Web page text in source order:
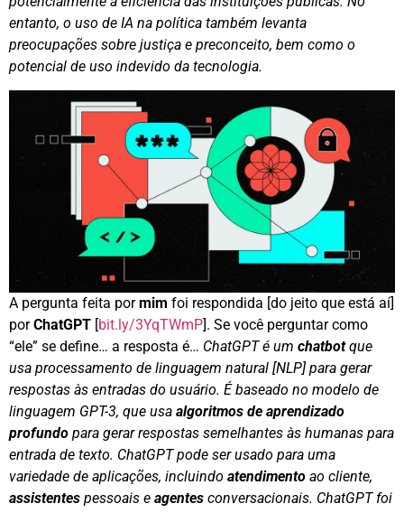
entanto, o uso de IA na política também levanta
preocupações sobre justiça e preconceito, bem como o
potencial de uso indevido da tecnologia.
A pergunta feita pormim foi respondida [do jeito que está aí]
porChatGPT [bit.ly/3YqTWmP]. Se você perguntar como
“ele” se define… a resposta é… ChatGPT é um chatbotque
usa processamento de linguagem natural [NLP] para gerar
respostas às entradas do usuário. É baseado no modelo de
linguagem GPT-3, que usa algoritmos de aprendizado
profundo para gerar respostas semelhantes às humanas para
entrada de texto. ChatGPT pode ser usado para uma
variedade de aplicações, incluindo atendimento ao cliente,
assistentes pessoais e agentes conversacionais. ChatGPT foi